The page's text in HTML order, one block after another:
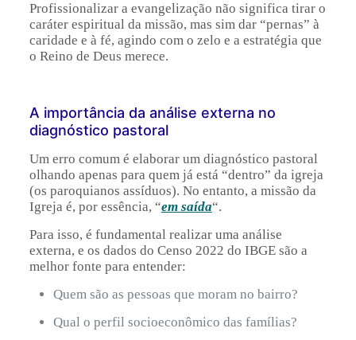
Profissionalizar a evangelização não significa tirar o
caráter espiritual da missão, mas sim dar “pernas” à
caridade e à fé, agindo com o zelo e a estratégia que
o Reino de Deus merece.
A importância da análise externa no
diagnóstico pastoral
Um erro comum é elaborar um diagnóstico pastoral
olhando apenas para quem já está “dentro” da igreja
(os paroquianos assíduos). No entanto, a missão da
Igreja é, por essência, “em saída“.
Para isso, é fundamental realizar uma análise
externa, e os dados do Censo 2022 do IBGE são a
melhor fonte para entender:
Quem são as pessoas que moram no bairro?
Qual o perfil socioeconômico das famílias?